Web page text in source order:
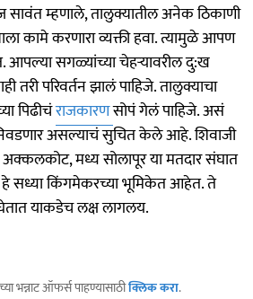
सावंत म्हणाले, तालुक्यातील अनेक ठिकाणी
कामे करणारा व्यक्ती हवा. त्यामुळे आपण
आपल्या सगळ्यांच्या चेहऱ्यावरील दु:ख
तरी परिवर्तन झालं पाहिजे. तालुक्याचा
पिढीचंराजकारणसोपं गेलं पाहिजे. असं
असल्याचं सुचित केले आहे. शिवाजी
अक्कलकोट, मध्य सोलापूर या मतदार संघात
हे सध्या किंगमेकरच्या भूमिकेत आहेत. ते
याकडेच लक्ष लागलय.
भन्नाट ऑफर्स पाहण्यासाठीक्लिक करा.